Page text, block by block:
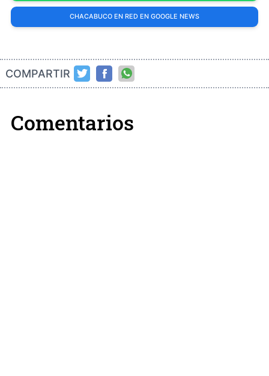
CHACABUCO EN RED EN GOOGLE NEWS
COMPARTIR
Comentarios